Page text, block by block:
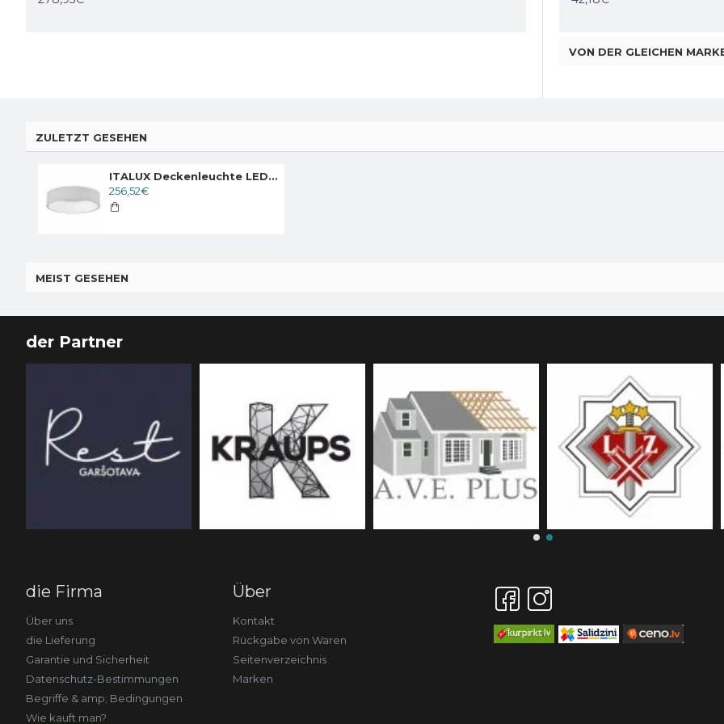
VON DER GLEICHEN
ZULETZT GESEHEN
ITALUX Deckenleuchte LED, 42W, 4000K, 2310lm, Chiara 3945-842RC-WH-4
256,52€
MEIST GESEHEN
der Partner
die Firma
Über uns
die Lieferung
Garantie und Sicherheit
Datenschutz-Bestimmungen
Begriffe & amp; Bedingungen
Wie kauft man?
Über
Kontakt
Rückgabe von Waren
Seitenverzeichnis
Marken